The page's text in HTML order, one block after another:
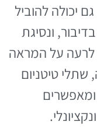
יכולה להוביל
ונסיגת
על המראה
טיטניום